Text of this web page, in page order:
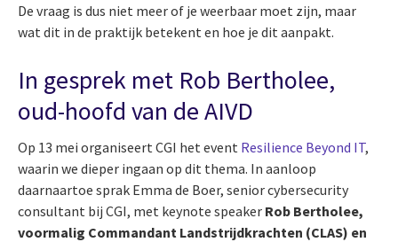
De vraag is dus niet meer of je weerbaar moet zijn, maar
wat dit in de praktijk betekent en hoe je dit aanpakt.
In gesprek met Rob Bertholee,
oud-hoofd van de AIVD
Op 13 mei organiseert CGI het event Resilience Beyond IT,
waarin we dieper ingaan op dit thema. In aanloop
daarnaartoe sprak Emma de Boer, senior cybersecurity
consultant bij CGI, met keynote speaker Rob Bertholee,
voormalig Commandant Landstrijdkrachten (CLAS) en